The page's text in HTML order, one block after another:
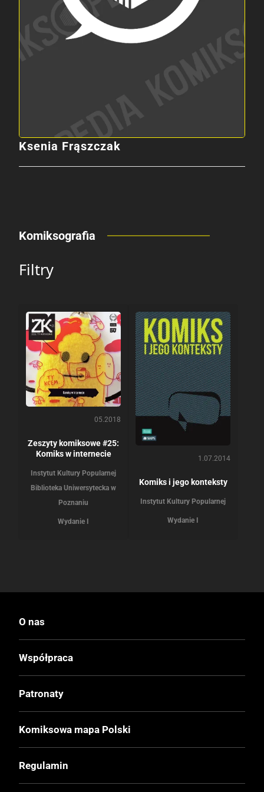
Ksenia Frąszczak
Komiksografia
Filtry
05.2018
Zeszyty komiksowe #25:
Komiks w internecie
Instytut Kultury Popularnej
Biblioteka Uniwersytecka w
Poznaniu
Wydanie I
1.07.2014
Komiks i jego konteksty
Instytut Kultury Popularnej
Wydanie I
O nas
Współpraca
Patronaty
Komiksowa mapa Polski
Regulamin